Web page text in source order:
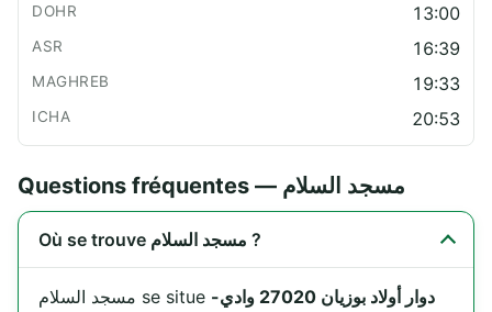
13:00
16:39
19:33
20:53
Questions fréquentes — مسجد السلام
Où se trouve مسجد السلام ?
مسجد السلام se situe دوار أولاد بوزيان 27020 وادي-